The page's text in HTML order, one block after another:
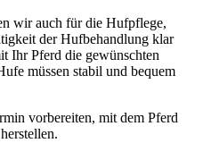
wir auch für die Hufpflege,
der Hufbehandlung klar
Ihr Pferd die gewünschten
müssen stabil und bequem
vorbereiten, mit dem Pferd